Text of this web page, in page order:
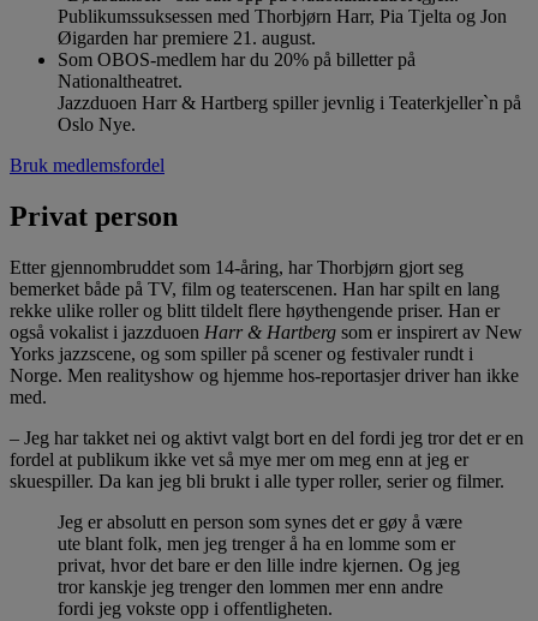
Publikumssuksessen med Thorbjørn Harr, Pia Tjelta og Jon
Øigarden har premiere 21. august.
Som OBOS-medlem har du 20% på billetter på
Nationaltheatret.
Jazzduoen Harr & Hartberg spiller jevnlig i Teaterkjeller`n på
Oslo Nye.
Bruk medlemsfordel
Privat person
Etter gjennombruddet som 14-åring, har Thorbjørn gjort seg
bemerket både på TV, film og teaterscenen. Han har spilt en lang
rekke ulike roller og blitt tildelt flere høythengende priser. Han er
også vokalist i jazzduoen Harr & Hartberg som er inspirert av New
Yorks jazzscene, og som spiller på scener og festivaler rundt i
Norge. Men realityshow og hjemme hos-reportasjer driver han ikke
med.
– Jeg har takket nei og aktivt valgt bort en del fordi jeg tror det er en
fordel at publikum ikke vet så mye mer om meg enn at jeg er
skuespiller. Da kan jeg bli brukt i alle typer roller, serier og filmer.
Jeg er absolutt en person som synes det er gøy å være
ute blant folk, men jeg trenger å ha en lomme som er
privat, hvor det bare er den lille indre kjernen. Og jeg
tror kanskje jeg trenger den lommen mer enn andre
fordi jeg vokste opp i offentligheten.